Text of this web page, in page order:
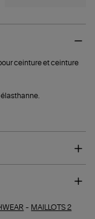
ceinture et ceinture
- MAILLOTS 2